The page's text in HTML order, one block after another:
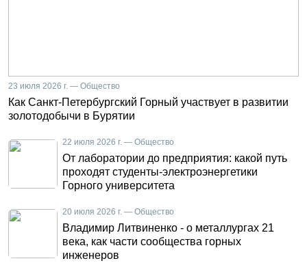
23 июля 2026 г. — Общество
Как Санкт-Петербургский Горный участвует в развитии
золотодобычи в Бурятии
22 июля 2026 г. — Общество
От лаборатории до предприятия: какой путь
проходят студенты-электроэнергетики
Горного университета
20 июля 2026 г. — Общество
Владимир Литвиненко - о металлургах 21
века, как части сообщества горных
инженеров